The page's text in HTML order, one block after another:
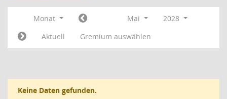
Monat Mai
2028
Aktuell
Gremium auswählen
Keine Daten gefunden.